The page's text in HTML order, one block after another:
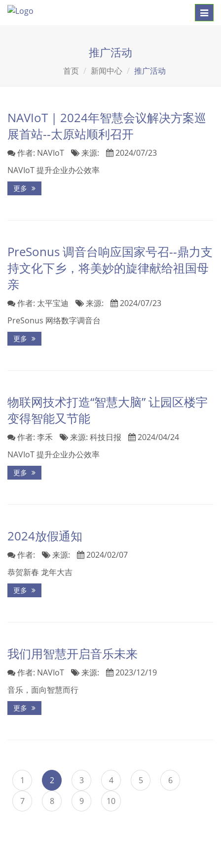
推广活动
首页 新闻中心 推广活动
NAVIoT | 2024年智慧会议解决方案巡
展首站--太原站顺利召开
作者: NAVIoT 来源:
2024/07/23
NAVIoT 提升企业办公效率
更多
PreSonus 调音台响应国家号召--鼎力支
持文化下乡，将美妙的旋律献给祖国母
亲
作者: 太平宝迪 来源:
2024/07/23
PreSonus 网络数字调音台
更多
物联网技术打造“智慧大脑” 让园区楼宇
变得智能又节能
作者: 李禾 来源: 科技日报
2024/04/24
NAVIoT 提升企业办公效率
更多
2024放假通知
作者: 来源:
2024/02/07
恭贺新春 龙年大吉
更多
我们用智慧开启音乐未来
作者: NAVIoT 来源:
2023/12/19
音乐，面向智慧而行
更多
1 2 3 4 5
6
7
8 9 10